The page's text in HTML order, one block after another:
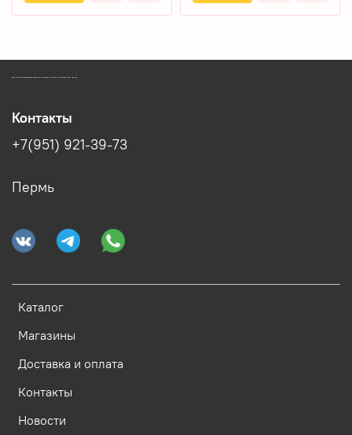
Каталог
Магазины
Доставка и оплата
Контакты
Новости
Контакты
+7(951) 921-39-73
Пермь